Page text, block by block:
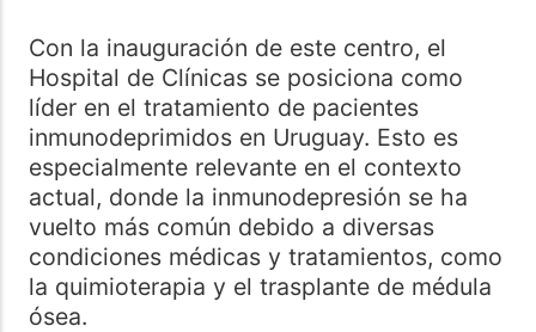
Con la inauguración de este centro, el
Hospital de Clínicas se posiciona como
líder en el tratamiento de pacientes
inmunodeprimidos en Uruguay. Esto es
especialmente relevante en el contexto
actual, donde la inmunodepresión se ha
vuelto más común debido a diversas
condiciones médicas y tratamientos, como
la quimioterapia y el trasplante de médula
ósea.